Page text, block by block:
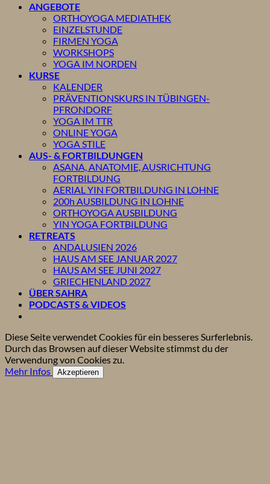
ANGEBOTE
ORTHOYOGA MEDIATHEK
EINZELSTUNDE
FIRMEN YOGA
WORKSHOPS
YOGA IM NORDEN
KURSE
KALENDER
PRÄVENTIONSKURS IN TÜBINGEN-
PFRONDORF
YOGA IM TTR
ONLINE YOGA
YOGA STILE
AUS- & FORTBILDUNGEN
ASANA, ANATOMIE, AUSRICHTUNG
FORTBILDUNG
AERIAL YIN FORTBILDUNG IN LOHNE
200h AUSBILDUNG IN LOHNE
ORTHOYOGA AUSBILDUNG
YIN YOGA FORTBILDUNG
RETREATS
ANDALUSIEN 2026
HAUS AM SEE JANUAR 2027
HAUS AM SEE JUNI 2027
GRIECHENLAND 2027
ÜBER SAHRA
PODCASTS & VIDEOS
Diese Seite verwendet Cookies für ein besseres Surferlebnis.
Durch das Browsen auf dieser Website stimmst du der
Verwendung von Cookies zu.
Mehr Infos
Akzeptieren